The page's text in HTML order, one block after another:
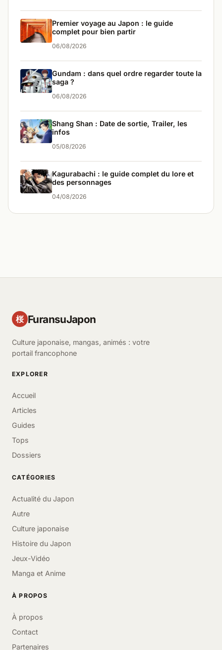
Premier voyage au Japon : le guide
complet pour bien partir
06/08/2026
Gundam : dans quel ordre regarder toute la
saga ?
06/08/2026
Shang Shan : Date de sortie, Trailer, les
infos
05/08/2026
Kagurabachi : le guide complet du lore et
des personnages
04/08/2026
桜 FuransuJapon
Culture japonaise, mangas, animés : votre
portail francophone
EXPLORER
Accueil
Articles
Guides
Tops
Dossiers
CATÉGORIES
Actualité du Japon
Autre
Culture japonaise
Histoire du Japon
Jeux-Vidéo
Manga et Anime
À PROPOS
À propos
Contact
Partenaires